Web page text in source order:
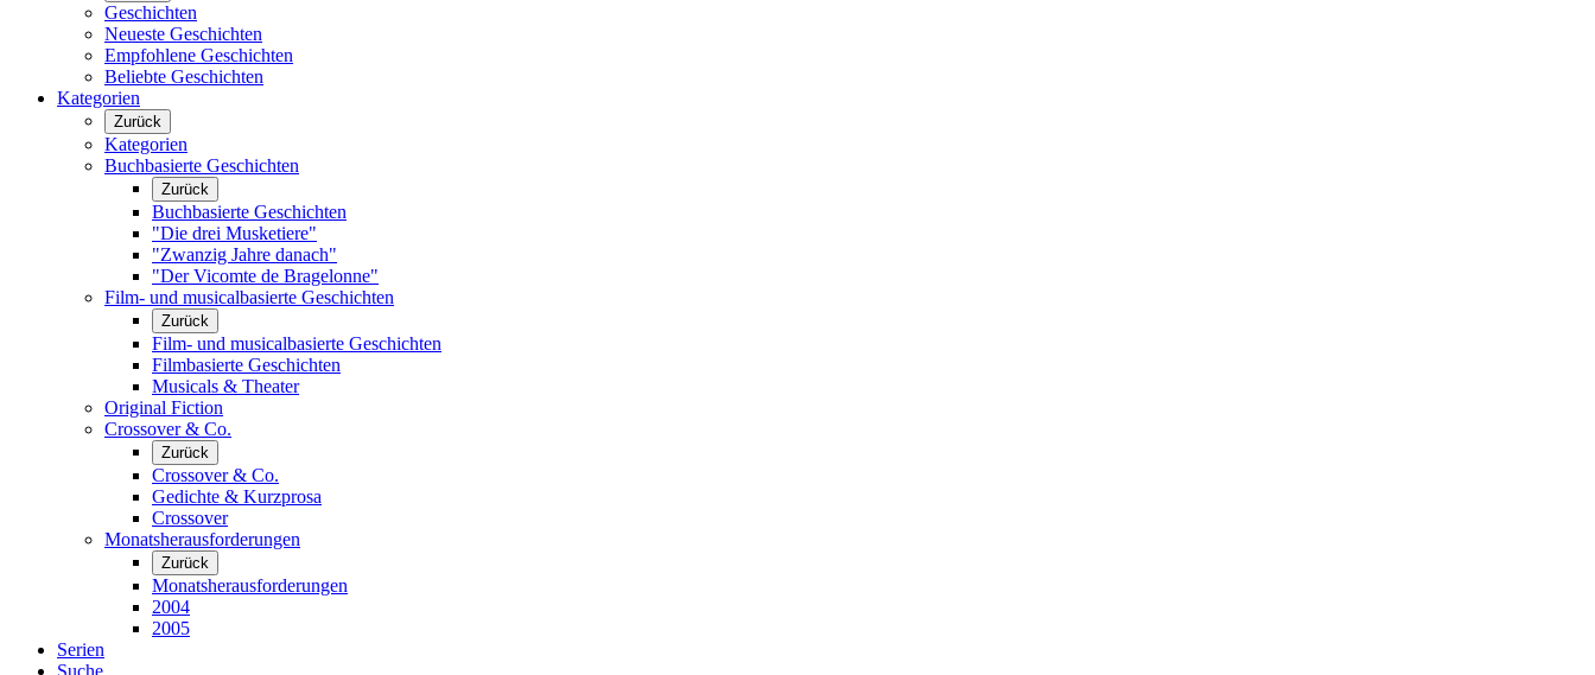
Geschichten
Neueste Geschichten
Empfohlene Geschichten
Beliebte Geschichten
Kategorien
Zurück
Kategorien
Buchbasierte Geschichten
Zurück
Buchbasierte Geschichten
"Die drei Musketiere"
"Zwanzig Jahre danach"
"Der Vicomte de Bragelonne"
Film- und musicalbasierte Geschichten
Zurück
Film- und musicalbasierte Geschichten
Filmbasierte Geschichten
Musicals & Theater
Original Fiction
Crossover & Co.
Zurück
Crossover & Co.
Gedichte & Kurzprosa
Crossover
Monatsherausforderungen
Zurück
Monatsherausforderungen
2004
2005
Serien
Suche